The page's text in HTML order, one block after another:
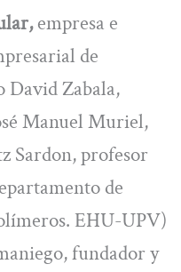
empresa e
de
David Zabala,
Manuel Muriel,
Sardon, profesor
de
EHU-UPV)
fundador y